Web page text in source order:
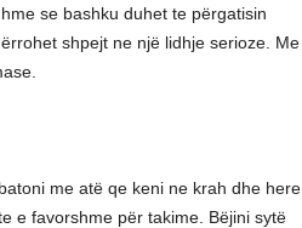
se bashku duhet te përgatisin
shpejt ne një lidhje serioze. Me
me atë qe keni ne krah dhe here
e favorshme për takime. Bëjini sytë